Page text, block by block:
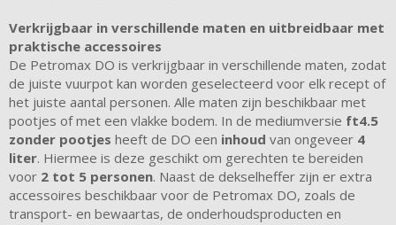
Verkrijgbaar in verschillende maten en uitbreidbaar met
praktische accessoires
De Petromax DO is verkrijgbaar in verschillende maten, zodat
de juiste vuurpot kan worden geselecteerd voor elk recept of
het juiste aantal personen. Alle maten zijn beschikbaar met
pootjes of met een vlakke bodem. In de mediumversie ft4.5
zonder pootjes heeft de DO een inhoud van ongeveer 4
liter. Hiermee is deze geschikt om gerechten te bereiden
voor 2 tot 5 personen. Naast de dekselheffer zijn er extra
accessoires beschikbaar voor de Petromax DO, zoals de
transport- en bewaartas, de onderhoudsproducten en